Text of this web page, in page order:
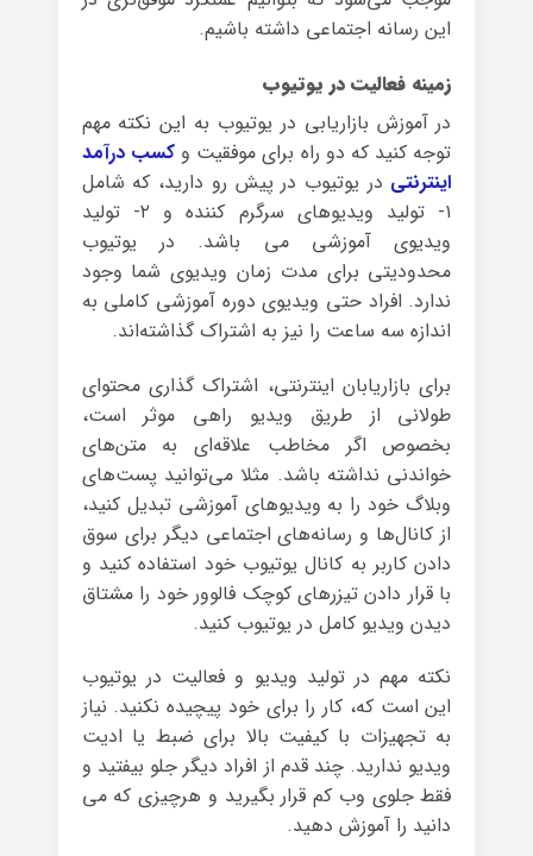
این رسانه اجتماعی داشته باشیم.
زمینه فعالیت در یوتیوب
در آموزش بازاریابی در یوتیوب به این نکته مهم
توجه کنید که دو راه برای موفقیت وکسب درآمد
اینترنتی در یوتیوب در پیش رو دارید، که شامل
۱- تولید ویدیوهای سرگرم کننده و ۲- تولید
ویدیوی آموزشی می باشد. در یوتیوب
محدودیتی برای مدت زمان ویدیوی شما وجود
ندارد. افراد حتی ویدیوی دوره آموزشی کاملی به
اندازه سه ساعت را نیز به اشتراک گذاشته‌اند.
برای بازاریابان اینترنتی، اشتراک گذاری محتوای
طولانی از طریق ویدیو راهی موثر است،
بخصوص اگر مخاطب علاقه‌ای به متن‌های
خواندنی نداشته باشد. مثلا می‌توانید پست‌های
وبلاگ خود را به ویدیوهای آموزشی تبدیل کنید،
از کانال‌ها و رسانه‌های اجتماعی دیگر برای سوق
دادن کاربر به کانال یوتیوب خود استفاده کنید و
با قرار دادن تیزرهای کوچک فالوور خود را مشتاق
دیدن ویدیو کامل در یوتیوب کنید.
نکته مهم در تولید ویدیو و فعالیت در یوتیوب
این است که، کار را برای خود پیچیده نکنید. نیاز
به تجهیزات با کیفیت بالا برای ضبط یا ادیت
ویدیو ندارید. چند قدم از افراد دیگر جلو بیفتید و
فقط جلوی وب کم قرار بگیرید و هرچیزی که می
دانید را آموزش دهید.